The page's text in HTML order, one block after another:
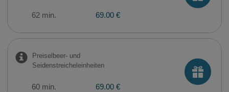
62 min. 69.00 €
Preiselbeer- und
Seidenstreicheleinheiten
60 min. 69.00 €